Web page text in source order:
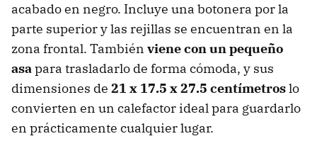
acabado en negro. Incluye una botonera por la
parte superior y las rejillas se encuentran en la
zona frontal. También viene con un pequeño
asapara trasladarlo de forma cómoda, y sus
dimensiones de 21 x 17.5 x 27.5 centímetroslo
convierten en un calefactor ideal para guardarlo
en prácticamente cualquier lugar.